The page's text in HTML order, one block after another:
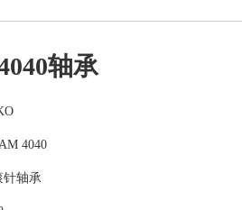
轴承
4040
针轴承